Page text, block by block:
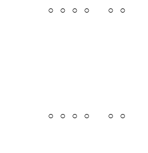
○ ○ ○ ○ ○ ○
○ ○ ○ ○ ○ ○